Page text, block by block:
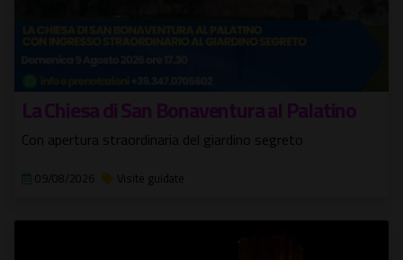
La Chiesa di San Bonaventura al Palatino
Con apertura straordinaria del giardino segreto
09/08/2026 Visite guidate